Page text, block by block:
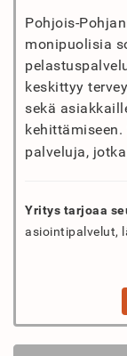
Pohjois-
monipuolisia
keskittyy
sekä
palveluja,
Yritys tarjoaa
asiointipalvelut,